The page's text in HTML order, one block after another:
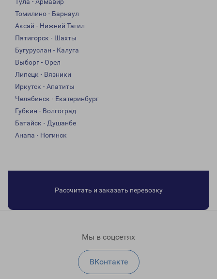
Тула - Армавир
Томилино - Барнаул
Аксай - Нижний Тагил
Пятигорск - Шахты
Бугуруслан - Калуга
Выборг - Орел
Липецк - Вязники
Иркутск - Апатиты
Челябинск - Екатеринбург
Губкин - Волгоград
Батайск - Душанбе
Анапа - Ногинск
Рассчитать и заказать перевозку
Мы в соцсетях
ВКонтакте